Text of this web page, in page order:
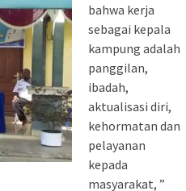
bahwa kerja
sebagai kepala
kampung adalah
panggilan,
ibadah,
aktualisasi diri,
kehormatan dan
pelayanan
kepada
masyarakat, ”